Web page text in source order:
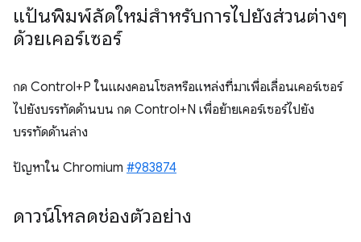
แป้นพิมพ์ลัดใหม่สำหรับการไปยังส่วนต่างๆ
ด้วยเคอร์เซอร์
กด Control+P ในแผงคอนโซลหรือแหล่งที่มาเพื่อเลื่อนเคอร์เซอร์
ไปยังบรรทัดด้านบน กด Control+N เพื่อย้ายเคอร์เซอร์ไปยัง
บรรทัดด้านล่าง
ปัญหาใน Chromium #983874
ดาวน์โหลดช่องตัวอย่าง